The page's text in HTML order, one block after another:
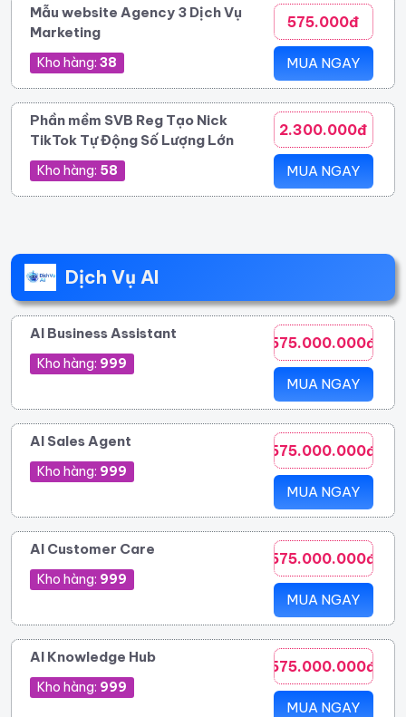
Mẫu website Agency 3 Dịch Vụ
Marketing
Kho hàng: 38
575.000đ
MUA NGAY
Phần mềm SVB Reg Tạo Nick
TikTok Tự Động Số Lượng Lớn
Kho hàng: 58
2.300.000đ
MUA NGAY
Dịch Vụ AI
AI Business Assistant
Kho hàng: 999
575.000.000đ
MUA NGAY
AI Sales Agent
Kho hàng: 999
575.000.000đ
MUA NGAY
AI Customer Care
Kho hàng: 999
575.000.000đ
MUA NGAY
AI Knowledge Hub
Kho hàng: 999
575.000.000đ
MUA NGAY